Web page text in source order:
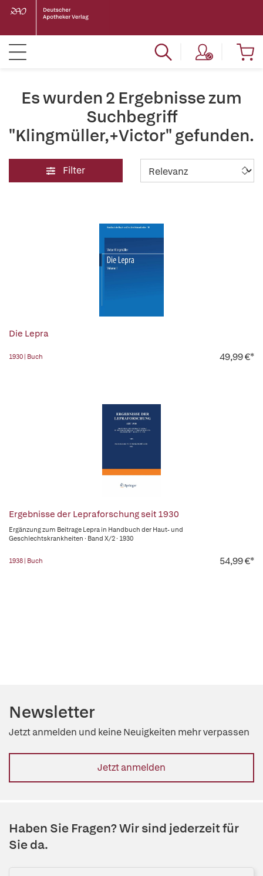
Es wurden 2 Ergebnisse zum
Suchbegriff
"Klingmüller,+Victor" gefunden.
Filter
Die Lepra
1930 | Buch 49,99 €*
Ergebnisse der Lepraforschung seit 1930
Ergänzung zum Beitrage Lepra in Handbuch der Haut- und
Geschlechtskrankheiten · Band X/2 · 1930
1938 | Buch 54,99 €*
Newsletter
Jetzt anmelden und keine Neuigkeiten mehr verpassen
Jetzt anmelden
Haben Sie Fragen? Wir sind jederzeit für
Sie da.